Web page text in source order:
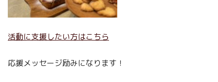
活動に支援したい方はこちら
応援メッセージ励みになります！